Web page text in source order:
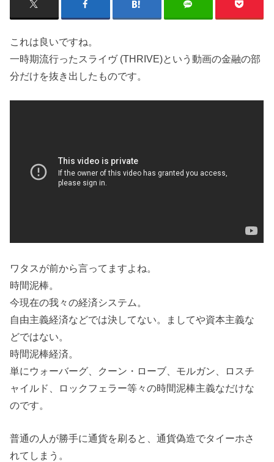
これは良いですね。
一時期流行ったスライヴ (THRIVE)という動画の金融の部
分だけを抜き出したものです。
ワタスが前から言ってますよね。
時間泥棒。
今現在の我々の経済システム。
自由主義経済などでは決してない。ましてや資本主義な
どではない。
時間泥棒経済。
単にウォーバーグ、クーン・ローブ、モルガン、ロスチ
ャイルド、ロックフェラー等々の時間泥棒主義なだけな
のです。
普通の人が勝手に通貨を刷ると、通貨偽造でタイーホさ
れてしまう。